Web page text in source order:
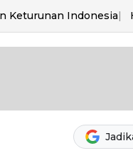
Keturunan Indonesia